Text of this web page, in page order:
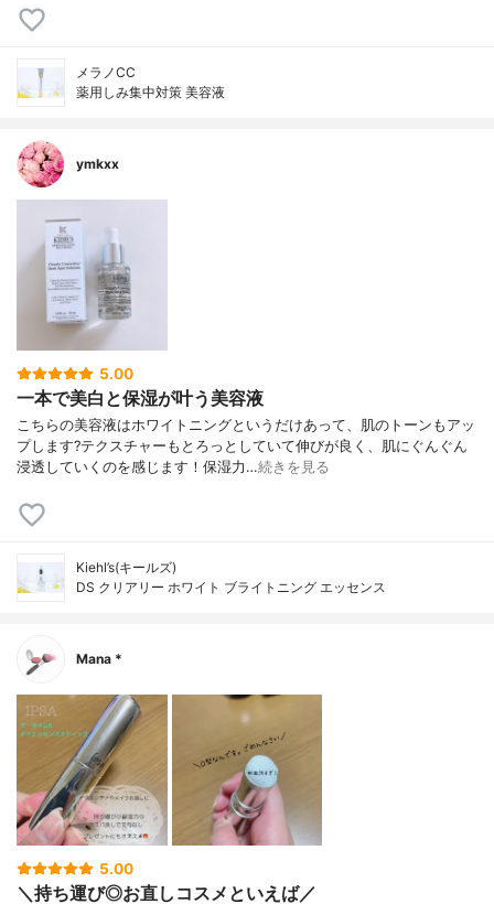
メラノCC
薬用しみ集中対策 美容液
ymkxx
5.00
一本で美白と保湿が叶う美容液
こちらの美容液はホワイトニングというだけあって、肌のトーンもアッ
プします?テクスチャーもとろっとしていて伸びが良く、肌にぐんぐん
浸透していくのを感じます！保湿力…続きを見る
Kiehl’s(キールズ)
DS クリアリー ホワイト ブライトニング エッセンス
Mana *
5.00
＼持ち運び◎お直しコスメといえば／